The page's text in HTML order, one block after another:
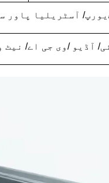
آسٹریلیا پاور
آڈیو /وی جی اے/ نیٹ